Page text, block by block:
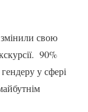
свою
90%
у сфері